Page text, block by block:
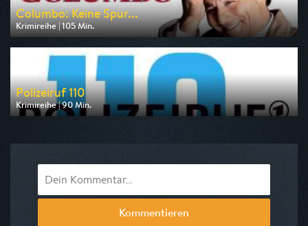
Columbo: Keine Spur...
Krimireihe | 105 Min.
Ausgestrahlt von RTLup
am 08.08.2026, 18:30
Polizeiruf 110
Krimireihe | 90 Min.
Ausgestrahlt von MDR
Kommentieren